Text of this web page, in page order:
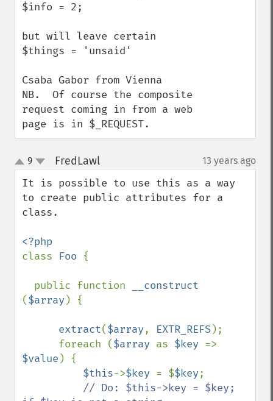
$info = 2;
but will leave certain
$things = 'unsaid'
Csaba Gabor from Vienna
NB.  Of course the composite
request coming in from a web
page is in $_REQUEST.
up
down
9 FredLawl¶ 13 years ago
It is possible to use this as a way
to create public attributes for a
class.
class Foo {
  public function
($array ) {
extract($array, EXTR_REFS);
      foreach (
$array as $key
$value ) {
$this->$key = $$key;
// Do: $this->key = $key;